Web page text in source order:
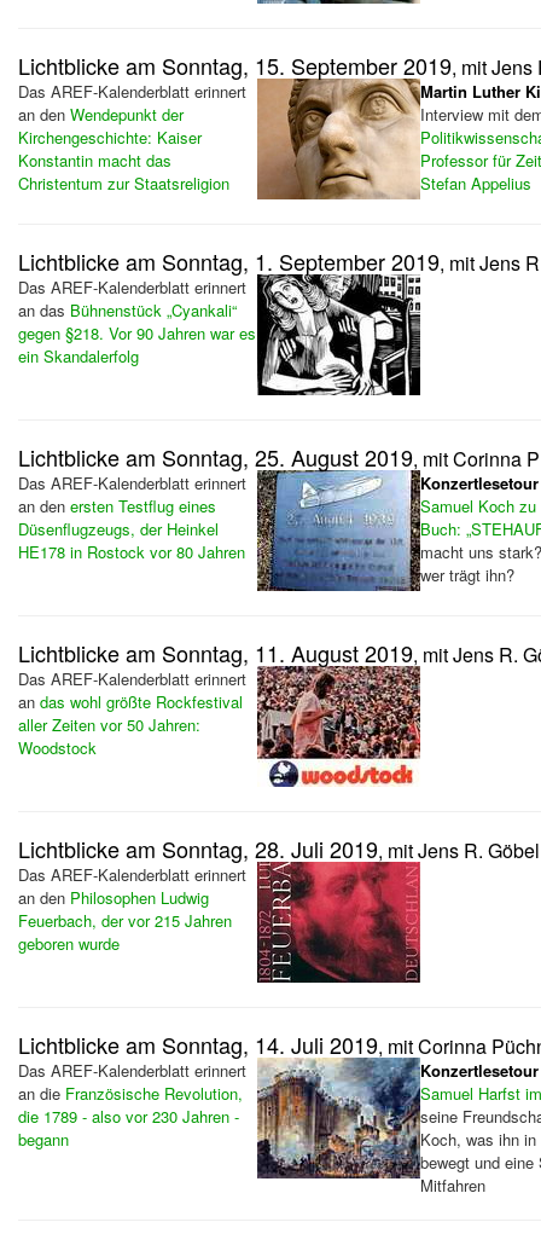
Lichtblicke am Sonntag, 15. September 2019, mit Jens
Das AREF-Kalenderblatt erinnert
an den Wendepunkt der
Kirchengeschichte: Kaiser
Konstantin macht das
Christentum zur Staatsreligion
Martin Luther
Interview mit
Professor für
Stefan Appelius
Lichtblicke am Sonntag, 1. September 2019, mit Jens
Das AREF-Kalenderblatt erinnert
an das Bühnenstück „Cyankali“
gegen §218. Vor 90 Jahren war es
ein Skandalerfolg
Lichtblicke am Sonntag, 25. August 2019, mit Corinna
Das AREF-Kalenderblatt erinnert
an den ersten Testflug eines
Düsenflugzeugs, der Heinkel
HE178 in Rostock vor 80 Jahren
Konzertlesetour
Samuel Koch
Buch:
macht uns
wer trägt ihn?
Lichtblicke am Sonntag, 11. August 2019, mit Jens R.
Das AREF-Kalenderblatt erinnert
an das wohl größte Rockfestival
aller Zeiten vor 50 Jahren:
Woodstock
Lichtblicke am Sonntag, 28. Juli 2019, mit Jens R. Göbel
Das AREF-Kalenderblatt erinnert
an den Philosophen Ludwig
Feuerbach, der vor 215 Jahren
geboren wurde
Lichtblicke am Sonntag, 14. Juli 2019, mit Corinna
Das AREF-Kalenderblatt erinnert
an die Französische Revolution,
die 1789 - also vor 230 Jahren -
begann
Konzertlesetour
Samuel Harfst
seine
Koch, was ihn
bewegt und
Mitfahren